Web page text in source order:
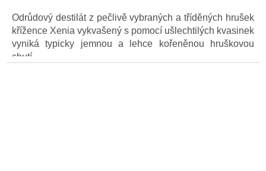
Odrůdový destilát z pečlivě vybraných a tříděných hrušek
křížence Xenia vykvašený s pomocí ušlechtilých kvasinek
vyniká typicky jemnou a lehce kořeněnou hruškovou
chutí.